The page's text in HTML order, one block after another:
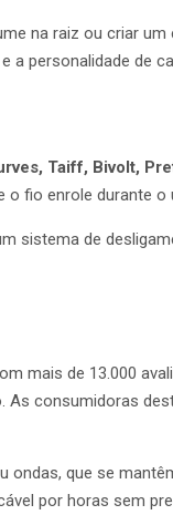
na raiz ou criar
a personalidade de
Taiff, Bivolt,
fio enrole durante
sistema de
mais de 13.000
As consumidoras
ondas, que se
por horas sem